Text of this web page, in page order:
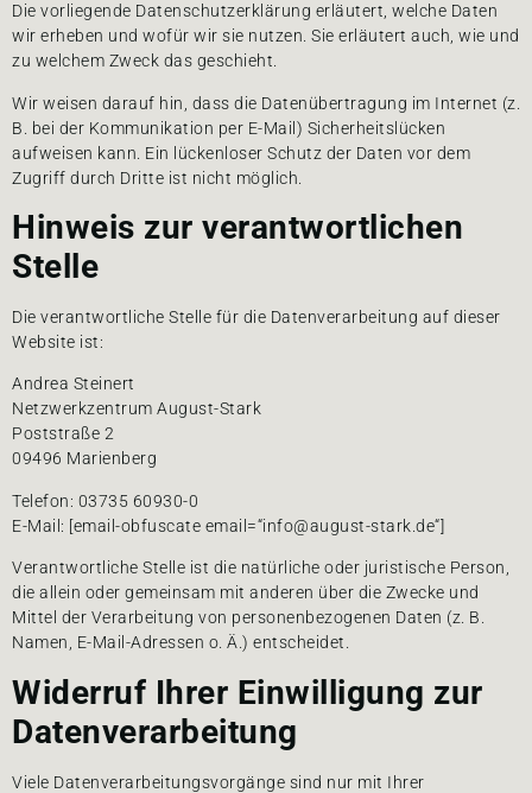
Die vorliegende Datenschutzerklärung erläutert, welche Daten
wir erheben und wofür wir sie nutzen. Sie erläutert auch, wie und
zu welchem Zweck das geschieht.
Wir weisen darauf hin, dass die Datenübertragung im Internet (z.
B. bei der Kommunikation per E-Mail) Sicherheitslücken
aufweisen kann. Ein lückenloser Schutz der Daten vor dem
Zugriff durch Dritte ist nicht möglich.
Hinweis zur verantwortlichen
Stelle
Die verantwortliche Stelle für die Datenverarbeitung auf dieser
Website ist:
Andrea Steinert
Netzwerkzentrum August-Stark
Poststraße 2
09496 Marienberg
Telefon: 03735 60930-0
E-Mail: [email-obfuscate email=“info@august-stark.de“]
Verantwortliche Stelle ist die natürliche oder juristische Person,
die allein oder gemeinsam mit anderen über die Zwecke und
Mittel der Verarbeitung von personenbezogenen Daten (z. B.
Namen, E-Mail-Adressen o. Ä.) entscheidet.
Widerruf Ihrer Einwilligung zur
Datenverarbeitung
Viele Datenverarbeitungsvorgänge sind nur mit Ihrer